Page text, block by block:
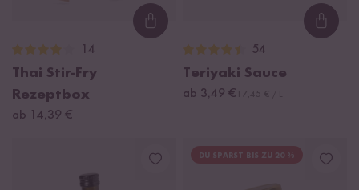
Loading...
14
Thai Stir-Fry
Rezeptbox
ab 14,39 €
54
Teriyaki Sauce
ab 3,49 €
DU SPARST BIS ZU 20 %